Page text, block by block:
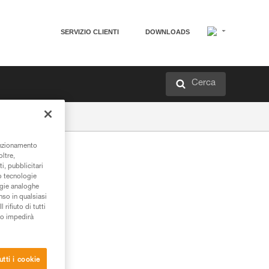
SERVIZIO CLIENTI DOWNLOADS
Cerca
pubblicitari
tecnologie
analoghe
in qualsiasi
rifiuto di tutti
impedirà
i cookie